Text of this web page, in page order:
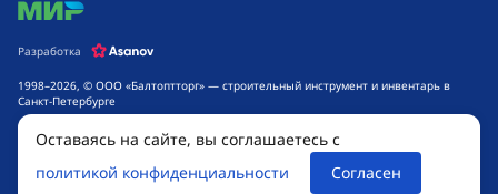
1998–2026, © ООО «Балтоптторг» — строительный инструмент и инвентарь в
Санкт-Петербурге
Обращаем ваше внимание на то, что данный интернет-сайт носит исключительно
информационный характер и ни при каких условиях не является публичной
офертой, определяемой положениями ч. 2 ст. 437 Гражданского кодекса
Российской Федерации. Для получения подробной информации о стоимости
товаров и сроках выполнения услуг, обращайтесь к менеджерам компании.
mir
Разработка
Оставаясь на сайте, вы соглашаетесь с
политикой конфиденциальности
Согласен